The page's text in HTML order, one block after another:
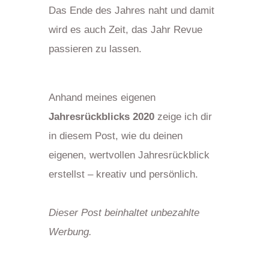
Das Ende des Jahres naht und damit
wird es auch Zeit, das Jahr Revue
passieren zu lassen.
Anhand meines eigenen
Jahresrückblicks 2020zeige ich dir
in diesem Post, wie du deinen
eigenen, wertvollen Jahresrückblick
erstellst – kreativ und persönlich.
Dieser Post beinhaltet unbezahlte
Werbung.